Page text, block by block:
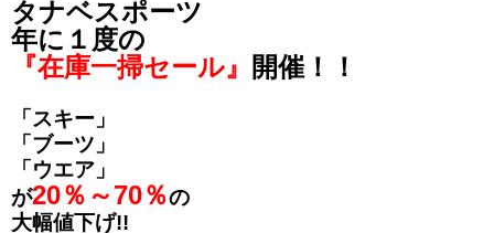
タナベスポーツ
年に１度の
『在庫一掃セール』
開催！！
「スキー」
「ブーツ」
「ウエア」
が20％～70％の
大幅値下げ!!